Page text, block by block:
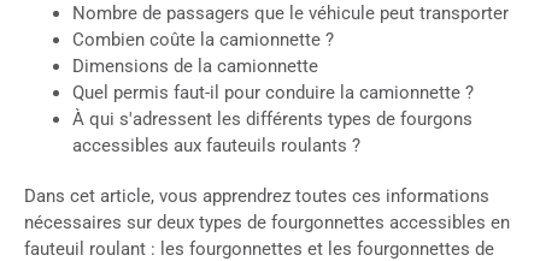
Nombre de passagers que le véhicule peut transporter
Combien coûte la camionnette ?
Dimensions de la camionnette
Quel permis faut-il pour conduire la camionnette ?
À qui s'adressent les différents types de fourgons
accessibles aux fauteuils roulants ?
Dans cet article, vous apprendrez toutes ces informations
nécessaires sur deux types de fourgonnettes accessibles en
fauteuil roulant : les fourgonnettes et les fourgonnettes de